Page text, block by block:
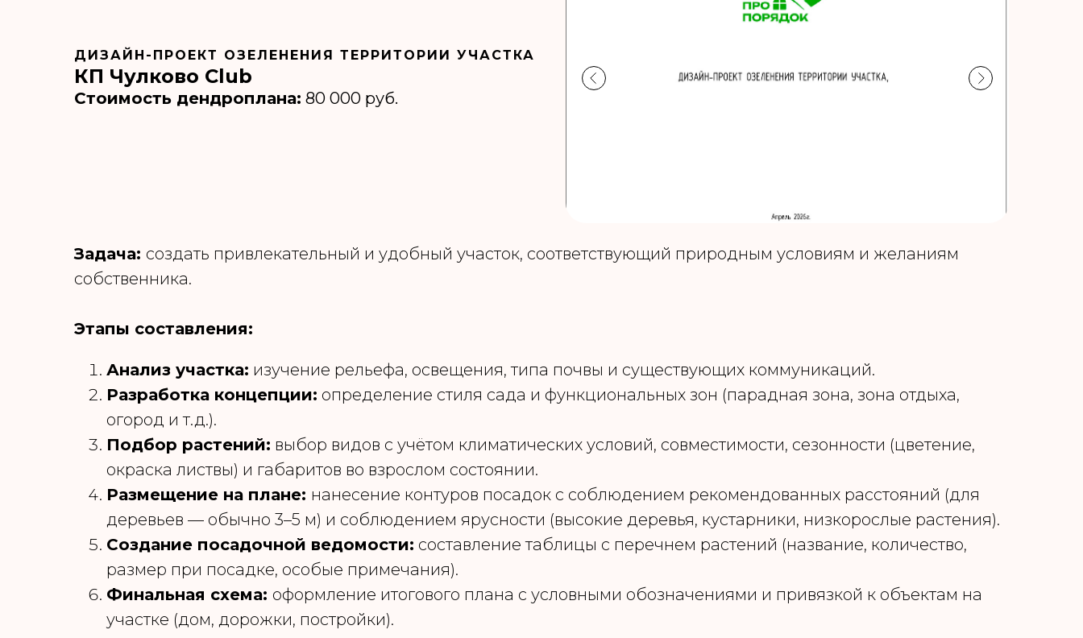
ДИЗАЙН-ПРОЕКТ ОЗЕЛЕНЕНИЯ ТЕРРИТОРИИ УЧАСТКА
КП Чулково Club
Стоимость дендроплана: 80 000 руб.
Задача: создать привлекательный и удобный участок, соответствующий природным условиям и желаниям
собственника.
Этапы составления:
Анализ участка: изучение рельефа, освещения, типа почвы и существующих коммуникаций.
Разработка концепции: определение стиля сада и функциональных зон (парадная зона, зона отдыха,
огород и т. д.).
Подбор растений: выбор видов с учётом климатических условий, совместимости, сезонности (цветение,
окраска листвы) и габаритов во взрослом состоянии.
Размещение на плане: нанесение контуров посадок с соблюдением рекомендованных расстояний (для
деревьев — обычно 3–5 м) и соблюдением ярусности (высокие деревья, кустарники, низкорослые растения).
Создание посадочной ведомости: составление таблицы с перечнем растений (название, количество,
размер при посадке, особые примечания).
Финальная схема: оформление итогового плана с условными обозначениями и привязкой к объектам на
участке (дом, дорожки, постройки).